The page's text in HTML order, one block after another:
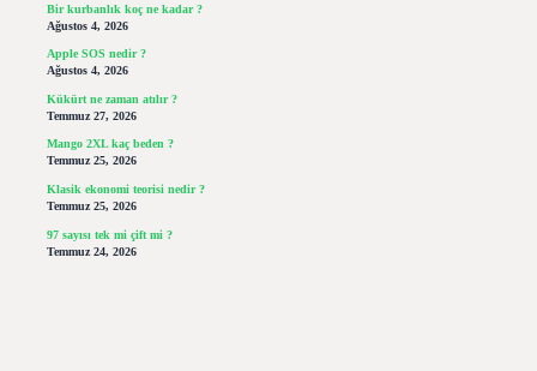
Bir kurbanlık koç ne kadar ?
Ağustos 4, 2026
Apple SOS nedir ?
Ağustos 4, 2026
Kükürt ne zaman atılır ?
Temmuz 27, 2026
Mango 2XL kaç beden ?
Temmuz 25, 2026
Klasik ekonomi teorisi nedir ?
Temmuz 25, 2026
97 sayısı tek mi çift mi ?
Temmuz 24, 2026